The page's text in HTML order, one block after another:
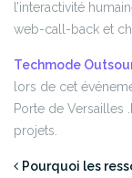
l’interactivité
web-call-back et
Techmode
lors de cet
Porte de Versailles
projets.
Pourquoi les